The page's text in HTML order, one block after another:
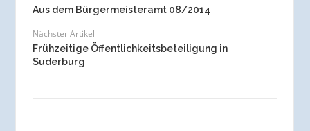
Aus dem Bürgermeisteramt 08/2014
Nächster Artikel
Frühzeitige Öffentlichkeitsbeteiligung in
Suderburg